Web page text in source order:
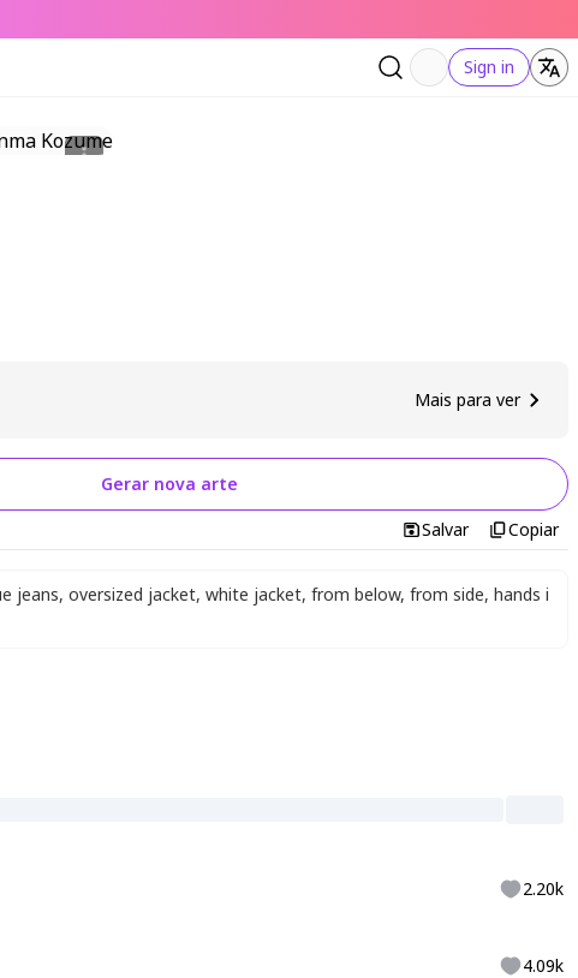
Sign in
Mais para ver
Gerar nova arte
Salvar Copiar
jeans, oversized jacket, white jacket, from below, from side, hands i
2.20k
4.09k